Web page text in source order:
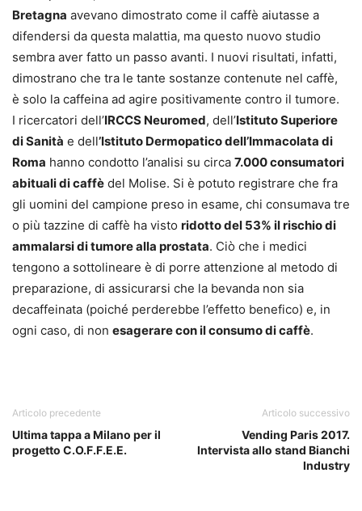
Bretagna avevano dimostrato come il caffè aiutasse a
difendersi da questa malattia, ma questo nuovo studio
sembra aver fatto un passo avanti. I nuovi risultati, infatti,
dimostrano che tra le tante sostanze contenute nel caffè,
è solo la caffeina ad agire positivamente contro il tumore.
I ricercatori dell’IRCCS Neuromed, dell’Istituto Superiore
di Sanità e dell’Istituto Dermopatico dell’Immacolata di
Roma hanno condotto l’analisi su circa 7.000 consumatori
abituali di caffè del Molise. Si è potuto registrare che fra
gli uomini del campione preso in esame, chi consumava tre
o più tazzine di caffè ha visto ridotto del 53% il rischio di
ammalarsi di tumore alla prostata. Ciò che i medici
tengono a sottolineare è di porre attenzione al metodo di
preparazione, di assicurarsi che la bevanda non sia
decaffeinata (poiché perderebbe l’effetto benefico) e, in
ogni caso, di non esagerare con il consumo di caffè.
Articolo precedente
Ultima tappa a Milano per il
progetto C.O.F.F.E.E.
Articolo successivo
Vending Paris 2017.
Intervista allo stand Bianchi
Industry